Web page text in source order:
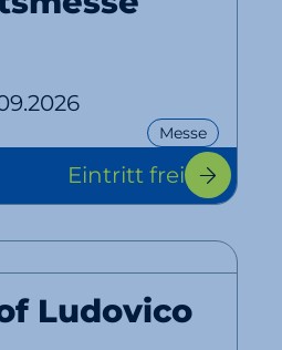
Messe
Eintritt frei
Ludovico